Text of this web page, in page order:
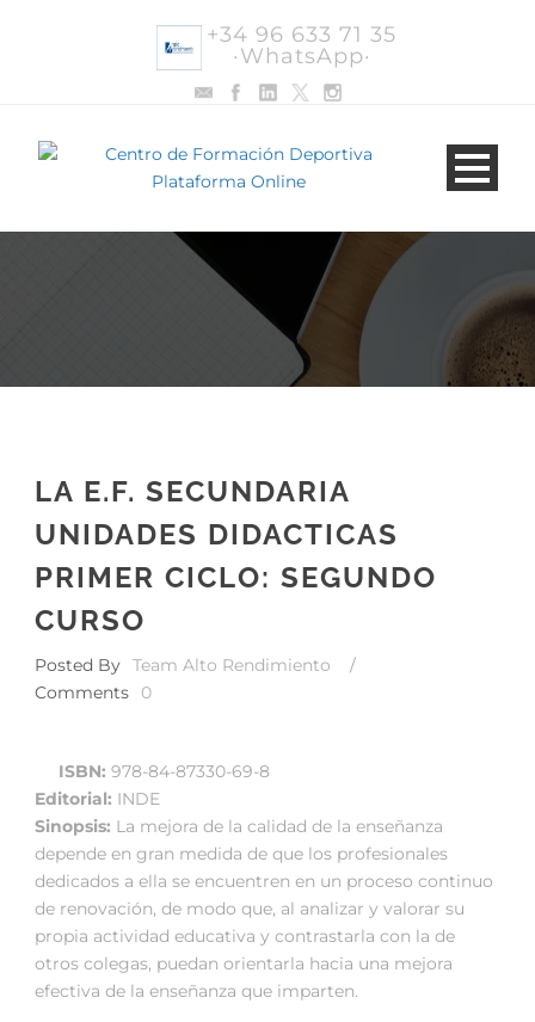
+34 96 633 71 35
·WhatsApp·
LA E.F. SECUNDARIA
UNIDADES DIDACTICAS
PRIMER CICLO: SEGUNDO
CURSO
Posted By Team Alto Rendimiento
/
Comments
0
ISBN: 978-84-87330-69-8
Editorial: INDE
Sinopsis: La mejora de la calidad de la enseñanza
depende en gran medida de que los profesionales
dedicados a ella se encuentren en un proceso continuo
de renovación, de modo que, al analizar y valorar su
propia actividad educativa y contrastarla con la de
otros colegas, puedan orientarla hacia una mejora
efectiva de la enseñanza que imparten.